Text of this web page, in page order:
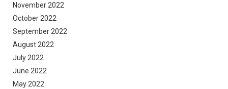
November 2022
October 2022
September 2022
August 2022
July 2022
June 2022
May 2022